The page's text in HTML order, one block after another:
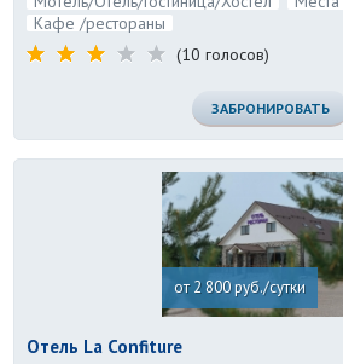
Кафе /рестораны
(10 голосов)
ЗАБРОНИРОВАТЬ
от 2 800 руб./сутки
Отель La Confiture